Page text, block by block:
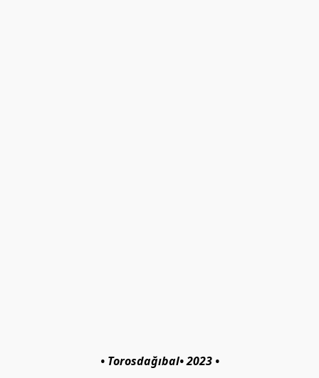
• Torosdağıbal• 2023 •